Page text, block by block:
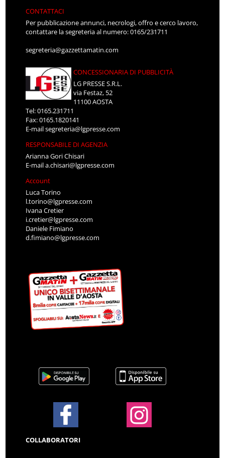
CONTATTACI
Per pubblicazione annunci, necrologi, offro e cerco lavoro,
contattare la segreteria al numero: 0165/231711
segreteria@gazzettamatin.com
CONCESSIONARIA DI PUBBLICITÀ
LG PRESSE S.R.L.
via Festaz, 52
11100 AOSTA
Tel: 0165.231711
Fax: 0165.1820141
E-mailsegreteria@lgpresse.com
RESPONSABILE DI AGENZIA
Arianna Gori Chisari
E-maila.chisari@lgpresse.com
Account
Luca Torino
l.torino@lgpresse.com
Ivana Cretier
i.cretier@lgpresse.com
Daniele Fimiano
d.fimiano@lgpresse.com
COLLABORATORI